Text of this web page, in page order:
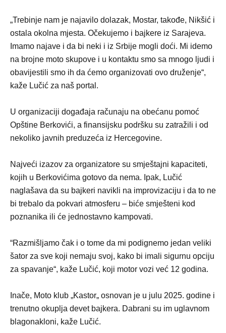
„Trebinje nam je najavilo dolazak, Mostar, takođe, Nikšić i
ostala okolna mjesta. Očekujemo i bajkere iz Sarajeva.
Imamo najave i da bi neki i iz Srbije mogli doći. Mi idemo
na brojne moto skupove i u kontaktu smo sa mnogo ljudi i
obavijestili smo ih da ćemo organizovati ovo druženje“,
kaže Lučić za naš portal.
U organizaciji događaja računaju na obećanu pomoć
Opštine Berkovići, a finansijsku podršku su zatražili i od
nekoliko javnih preduzeća iz Hercegovine.
Najveći izazov za organizatore su smještajni kapaciteti,
kojih u Berkovićima gotovo da nema. Ipak, Lučić
naglašava da su bajkeri navikli na improvizaciju i da to ne
bi trebalo da pokvari atmosferu – biće smješteni kod
poznanika ili će jednostavno kampovati.
“Razmišljamo čak i o tome da mi podignemo jedan veliki
šator za sve koji nemaju svoj, kako bi imali sigurnu opciju
za spavanje“, kaže Lučić, koji motor vozi već 12 godina.
Inače, Moto klub „Kastor„ osnovan je u julu 2025. godine i
trenutno okuplja devet bajkera. Dabrani su im uglavnom
blagonakloni, kaže Lučić.